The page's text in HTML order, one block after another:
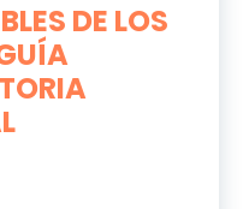
DE LOS